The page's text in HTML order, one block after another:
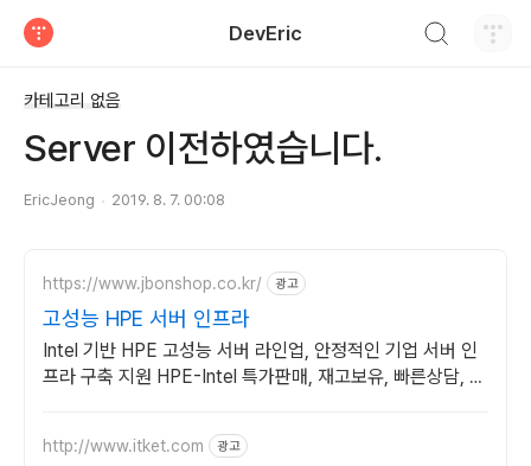
DevEric
카테고리 없음
Server 이전하였습니다.
EricJeong 2019. 8. 7. 00:08
https://www.jbonshop.co.kr/ 광고
고성능 HPE 서버 인프라
Intel 기반 HPE 고성능 서버 라인업, 안정적인 기업 서버 인
프라 구축 지원 HPE-Intel 특가판매, 재고보유, 빠른상담, 기
http://www.itket.com 광고